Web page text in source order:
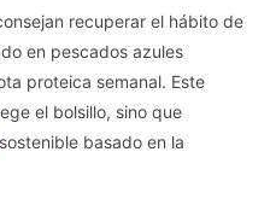
recuperar el hábito de
en pescados azules
proteica semanal. Este
el bolsillo, sino que
sostenible basado en la